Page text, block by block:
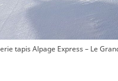
tapis Alpage Express – Le